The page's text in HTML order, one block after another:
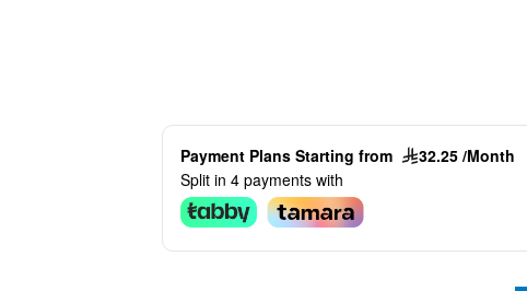
Payment Plans Starting from
32.25 /Month
Split in 4 payments with